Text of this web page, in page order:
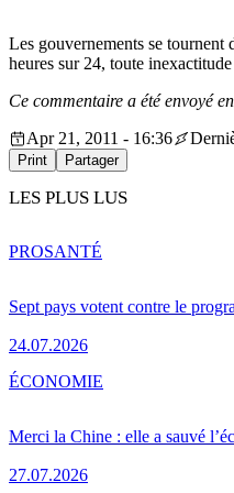
Les gouvernements se tournent
heures sur 24, toute
Ce commentaire a été envoyé
Apr 21, 2011 - 16:36
Print Partager
LES PLUS LUS
Sept pays votent contre le
24.07.2026
PROSANTÉ
Merci la Chine : elle a sauvé
27.07.2026
ÉCONOMIE